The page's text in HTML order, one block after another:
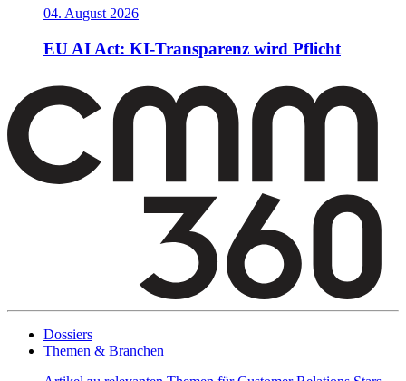
04. August 2026
EU AI Act: KI-Transparenz wird Pflicht
Dossiers
Themen & Branchen